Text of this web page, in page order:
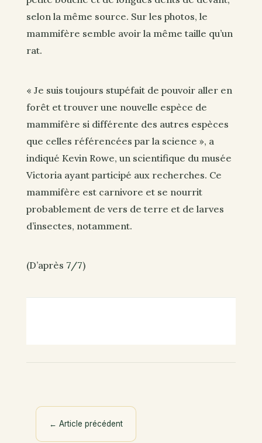
selon la même source. Sur les photos, le
mammifère semble avoir la même taille qu’un
rat.
« Je suis toujours stupéfait de pouvoir aller en
forêt et trouver une nouvelle espèce de
mammifère si différente des autres espèces
que celles référencées par la science », a
indiqué Kevin Rowe, un scientifique du musée
Victoria ayant participé aux recherches. Ce
mammifère est carnivore et se nourrit
probablement de vers de terre et de larves
d’insectes, notamment.
(D’après 7/7)
← Article précédent